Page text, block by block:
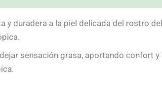
y duradera a la piel delicada del rostro
sensación grasa, aportando confort